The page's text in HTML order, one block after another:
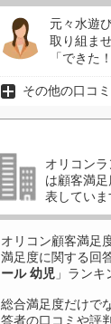
元々水遊
取り組ま
「できた
その他の口コ
オリコン
は顧客満
表していま
オリコン顧客満足
満足度に関する回
ール 幼児 」ランキ
総合満足度だけで
答者の口コミや評